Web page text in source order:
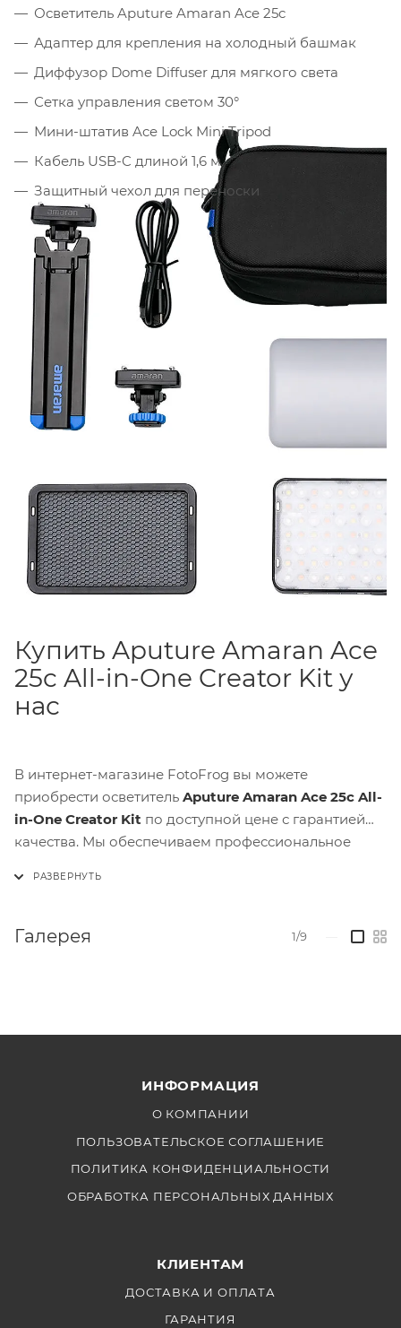
Осветитель Aputure Amaran Ace 25c
Адаптер для крепления на холодный башмак
Диффузор Dome Diffuser для мягкого света
Сетка управления светом 30°
Мини-штатив Ace Lock Mini Tripod
Кабель USB-C длиной 1,6 м
Защитный чехол для переноски
Купить Aputure Amaran Ace
25c All-in-One Creator Kit у
нас
В интернет-магазине FotoFrog вы можете
приобрести осветитель Aputure Amaran Ace 25c All-
in-One Creator Kit по доступной цене с гарантией
качества. Мы обеспечиваем профессиональное
Галерея 1/9
ИНФОРМАЦИЯ
О КОМПАНИИ
ПОЛЬЗОВАТЕЛЬСКОЕ СОГЛАШЕНИЕ
ПОЛИТИКА КОНФИДЕНЦИАЛЬНОСТИ
ОБРАБОТКА ПЕРСОНАЛЬНЫХ ДАННЫХ
КЛИЕНТАМ
ДОСТАВКА И ОПЛАТА
ГАРАНТИЯ